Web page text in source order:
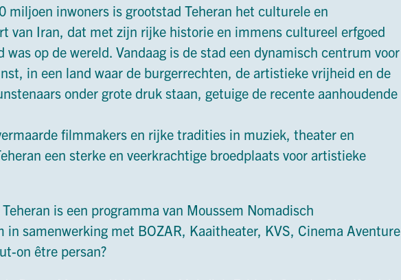
miljoen inwoners is grootstad Teheran het culturele en
van Iran, dat met zijn rijke historie en immens cultureel erfgoed
was op de wereld. Vandaag is de stad een dynamisch centrum voor
in een land waar de burgerrechten, de artistieke vrijheid en de
onder grote druk staan, getuige de recente aanhoudende
filmmakers en rijke tradities in muziek, theater en
een sterke en veerkrachtige broedplaats voor artistieke
is een programma van Moussem Nomadisch
in samenwerking met BOZAR, Kaaitheater, KVS, Cinema Aventure
on être persan?